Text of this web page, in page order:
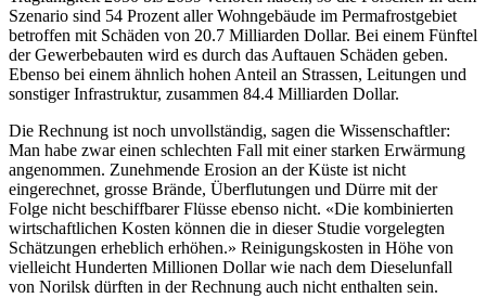
Szenario sind 54 Prozent aller Wohngebäude im Permafrostgebiet
betroffen mit Schäden von 20.7 Milliarden Dollar. Bei einem Fünftel
der Gewerbebauten wird es durch das Auftauen Schäden geben.
Ebenso bei einem ähnlich hohen Anteil an Strassen, Leitungen und
sonstiger Infrastruktur, zusammen 84.4 Milliarden Dollar.
Die Rechnung ist noch unvollständig, sagen die Wissenschaftler:
Man habe zwar einen schlechten Fall mit einer starken Erwärmung
angenommen. Zunehmende Erosion an der Küste ist nicht
eingerechnet, grosse Brände, Überflutungen und Dürre mit der
Folge nicht beschiffbarer Flüsse ebenso nicht. «Die kombinierten
wirtschaftlichen Kosten können die in dieser Studie vorgelegten
Schätzungen erheblich erhöhen.» Reinigungskosten in Höhe von
vielleicht Hunderten Millionen Dollar wie nach dem Dieselunfall
von Norilsk dürften in der Rechnung auch nicht enthalten sein.